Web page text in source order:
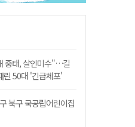
중태, 살인미수"…길
린 50대 '긴급체포'
북구 국공립어린이집